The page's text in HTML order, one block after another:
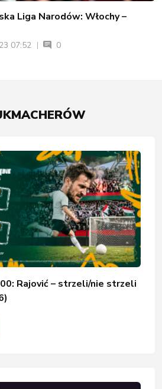
Liga Narodów: Włochy –
07:52 0
Rajović – strzeli/nie strzeli